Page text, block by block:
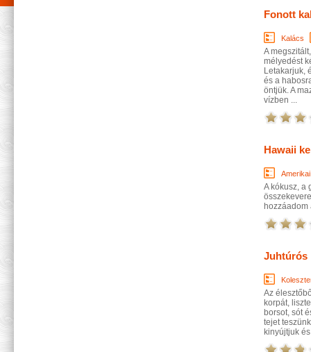
Fonott
Kalács
A
mélyedést
Letakarjuk,
és a
öntjük. A
vízben ...
Hawaii
Amerikai
A kókusz, a
hozzáadom
Juhtúrós
Az
korpát,
borsot, sót
tejet
kinyújtjuk